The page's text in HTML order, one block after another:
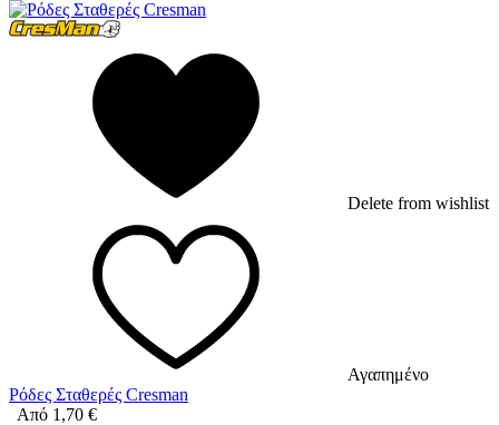
Delete from wishlist
Αγαπημένο
Ρόδες Σταθερές Cresman
Από 1,70 €